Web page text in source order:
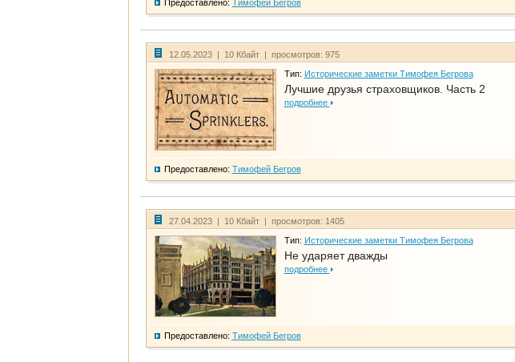
Предоставлено: Тимофей Бегров
12.05.2023 | 10 Кбайт | просмотров: 975
Тип: Исторические заметки Тимофея Бегрова
Лучшие друзья страховщиков. Часть 2
подробнее
Предоставлено: Тимофей Бегров
27.04.2023 | 10 Кбайт | просмотров: 1405
Тип: Исторические заметки Тимофея Бегрова
Не ударяет дважды
подробнее
Предоставлено: Тимофей Бегров